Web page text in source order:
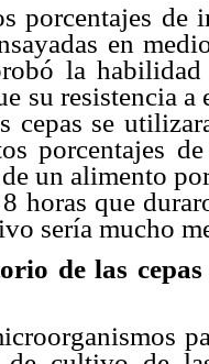
porcentajes
en
la
su resistencia a
cepas se
porcentajes
un alimento
horas que
sería mucho
de las